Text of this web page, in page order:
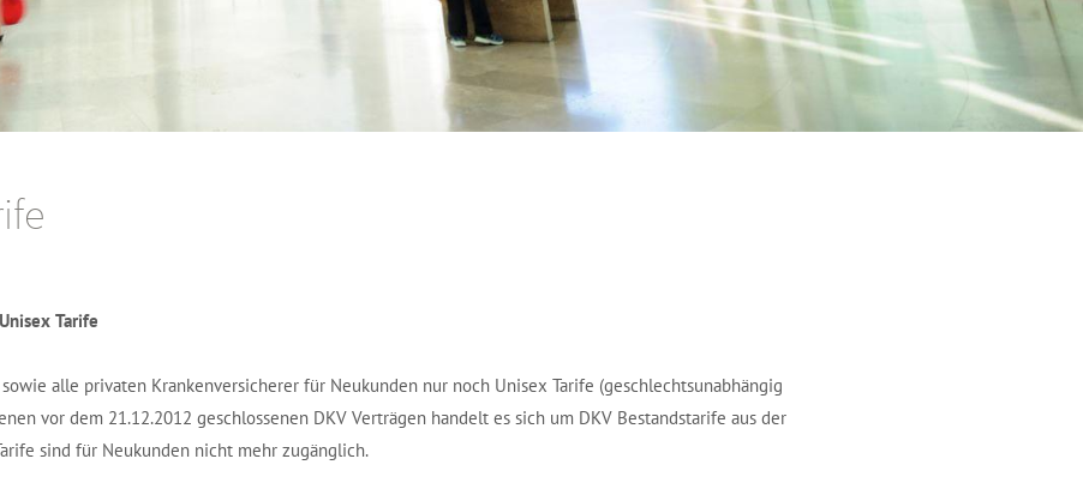
Tarife
alle privaten Krankenversicherer für Neukunden nur noch Unisex Tarife (geschlechtsunabhängig
vor dem 21.12.2012 geschlossenen DKV Verträgen handelt es sich um DKV Bestandstarife aus der
sind für Neukunden nicht mehr zugänglich.